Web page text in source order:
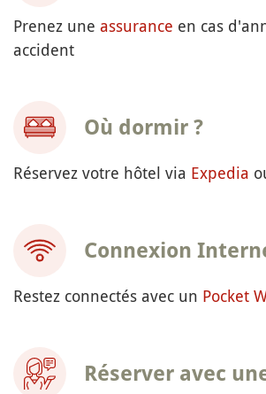
Prenez une assurance en cas
accident
Où dormir ?
Réservez votre hôtel via Expedia
Connexion
Restez connectés avec un Pocket
Réserver avec